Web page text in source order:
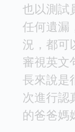
也以測試
任何遺漏
況，都可
審視英文
長來說是
次進行認
的爸爸媽